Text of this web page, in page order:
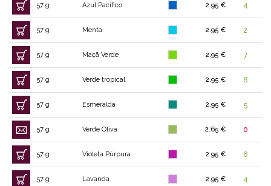
57 g Azul Pacífico 2.95 € 4
57 g Menta 2.95 € 2
57 g Maçã Verde 2.95 € 7
57 g Verde tropical 2.95 € 8
57 g Esmeralda 2.95 € 5
57 g Verde Oliva 2.65 € 0
57 g Violeta Púrpura 2.95 € 6
57 g Lavanda 2.95 € 4